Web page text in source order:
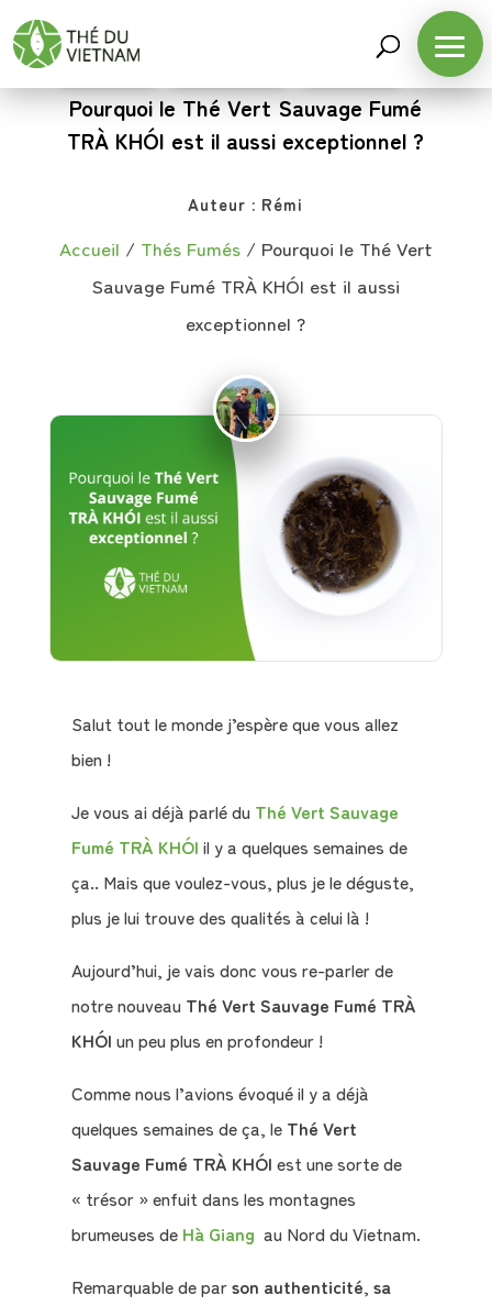
Pourquoi le Thé Vert Sauvage Fumé
TRÀ KHÓI est il aussi exceptionnel ?
Auteur : Rémi
Accueil / Thés Fumés/ Pourquoi le Thé Vert
Sauvage Fumé TRÀ KHÓI est il aussi
exceptionnel ?
Salut tout le monde j’espère que vous allez
bien !
Je vous ai déjà parlé du Thé Vert Sauvage
Fumé TRÀ KHÓI il y a quelques semaines de
ça.. Mais que voulez-vous, plus je le déguste,
plus je lui trouve des qualités à celui là !
Aujourd’hui, je vais donc vous re-parler de
notre nouveau Thé Vert Sauvage Fumé TRÀ
KHÓI un peu plus en profondeur !
Comme nous l’avions évoqué il y a déjà
quelques semaines de ça, le Thé Vert
Sauvage Fumé TRÀ KHÓI est une sorte de
« trésor » enfuit dans les montagnes
brumeuses de Hà Giang au Nord du Vietnam.
Remarquable de parson authenticité, sa